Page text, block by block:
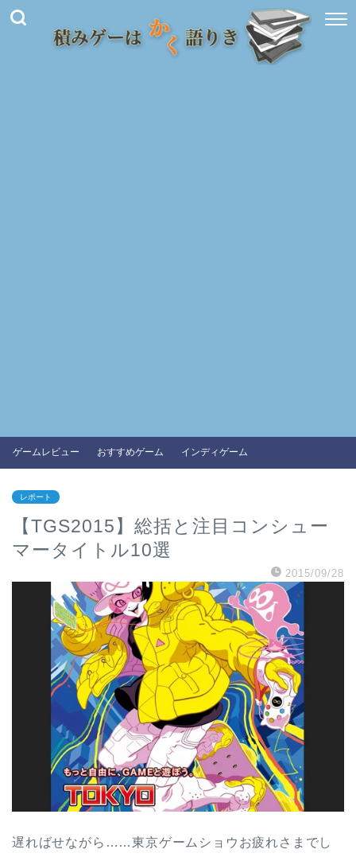
ゲームレビュー おすすめゲーム インディゲーム
レポート
【TGS2015】総括と注目コンシュー
マータイトル10選
2015/09/28
遅ればせながら……東京ゲームショウお疲れさまでし